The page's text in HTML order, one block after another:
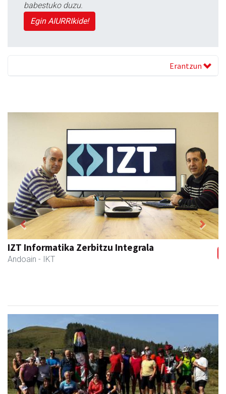
babestuko duzu.
Egin AIURRIkide!
Erantzun
Mendi autoeskola
Andoain - Autoeskolak
Previous Next